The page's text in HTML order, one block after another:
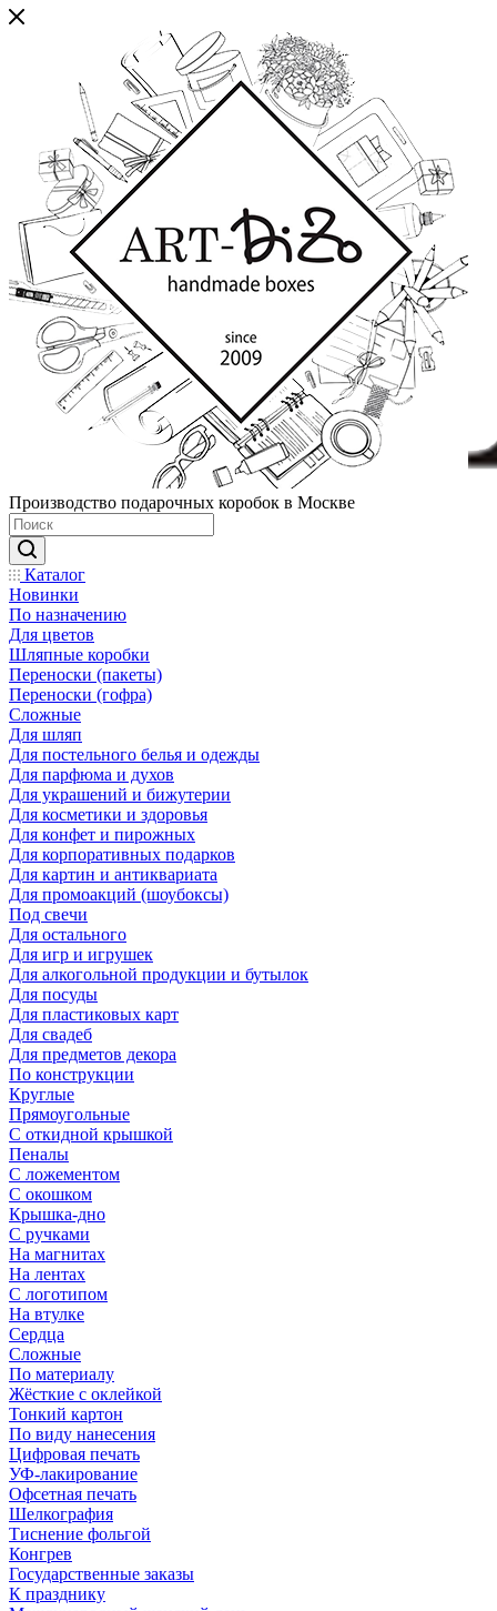
Производство подарочных коробок в Москве
Каталог
Новинки
По назначению
Для цветов
Шляпные коробки
Переноски (пакеты)
Переноски (гофра)
Сложные
Для шляп
Для постельного белья и одежды
Для парфюма и духов
Для украшений и бижутерии
Для косметики и здоровья
Для конфет и пирожных
Для корпоративных подарков
Для картин и антиквариата
Для промоакций (шоубоксы)
Под свечи
Для остального
Для игр и игрушек
Для алкогольной продукции и бутылок
Для посуды
Для пластиковых карт
Для свадеб
Для предметов декора
По конструкции
Круглые
Прямоугольные
С откидной крышкой
Пеналы
С ложементом
С окошком
Крышка-дно
С ручками
На магнитах
На лентах
С логотипом
На втулке
Сердца
Сложные
По материалу
Жёсткие с оклейкой
Тонкий картон
По виду нанесения
Цифровая печать
УФ-лакирование
Офсетная печать
Шелкография
Тиснение фольгой
Конгрев
Государственные заказы
К празднику